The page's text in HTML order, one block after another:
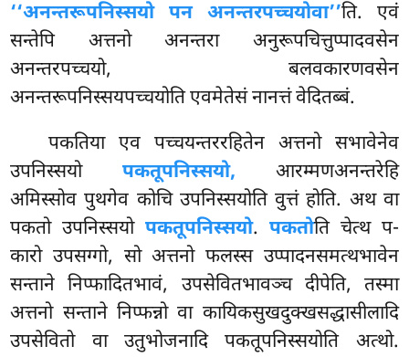
‘‘अनन्तरूपनिस्सयो पन अनन्तरपच्चयोवा’’ति. एवं
सन्तेपि अत्तनो अनन्तरा अनुरूपचित्तुप्पादवसेन
अनन्तरपच्चयो, बलवकारणवसेन
अनन्तरूपनिस्सयपच्चयोति एवमेतेसं नानत्तं वेदितब्बं.
पकतिया एव पच्चयन्तररहितेन अत्तनो सभावेनेव
उपनिस्सयो पकतूपनिस्सयो, आरम्मणअनन्तरेहि
अमिस्सोव पुथगेव कोचि उपनिस्सयोति वुत्तं होति. अथ वा
पकतो उपनिस्सयोपकतूपनिस्सयो. पकतोति चेत्थ प-
कारो उपसग्गो, सो अत्तनो फलस्स उप्पादनसमत्थभावेन
सन्ताने निप्फादितभावं, उपसेवितभावञ्च दीपेति, तस्मा
अत्तनो सन्ताने निप्फन्नो वा कायिकसुखदुक्खसद्धासीलादि
उपसेवितो वा उतुभोजनादि पकतूपनिस्सयोति अत्थो.